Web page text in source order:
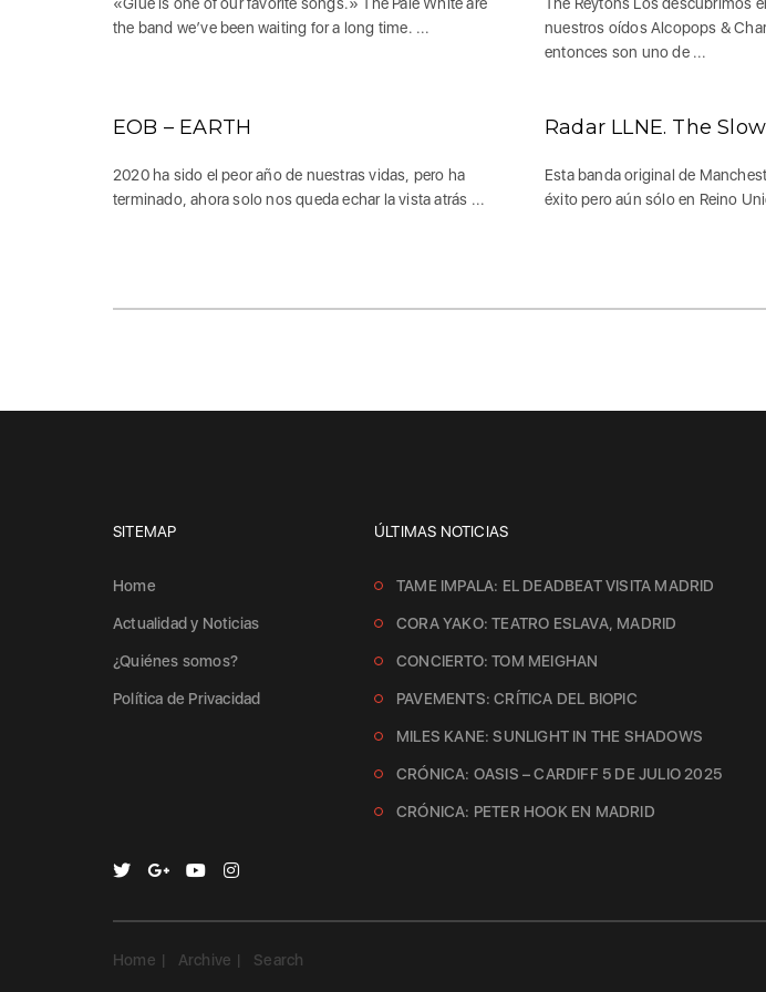
the band we’ve been waiting for a long time. ...
nuestros oídos Alcopops &
entonces son uno de ...
EOB – EARTH
2020 ha sido el peor año de nuestras vidas, pero ha
terminado, ahora solo nos queda echar la vista atrás ...
Radar LLNE. The
Esta banda original de
éxito pero aún sólo en Reino
SITEMAP
Home
Actualidad y Noticias
¿Quiénes somos?
Política de Privacidad
ÚLTIMAS NOTICIAS
TAME IMPALA: EL DEADBEAT VISITA MADRID
CORA YAKO: TEATRO ESLAVA, MADRID
CONCIERTO: TOM MEIGHAN
PAVEMENTS: CRÍTICA DEL BIOPIC
MILES KANE: SUNLIGHT IN THE SHADOWS
CRÓNICA: OASIS – CARDIFF 5 DE JULIO 2025
CRÓNICA: PETER HOOK EN MADRID
Home Archive Search